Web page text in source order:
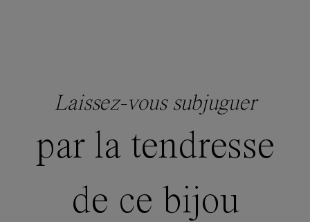
Laissez-vous subjuguer
par la tendresse
de ce bijou